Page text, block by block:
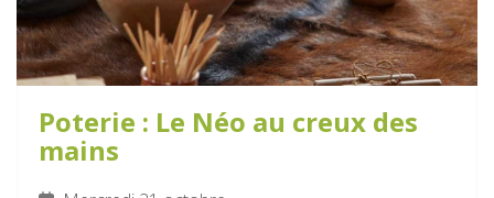
Poterie : Le Néo au creux des
mains